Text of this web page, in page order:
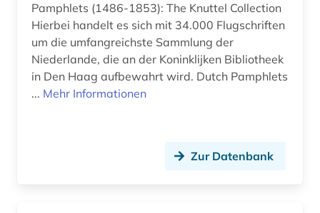
bewertungsgesetz (1)
bibliografie (6)
bibliographie (12)
Pamphlets (1486-1853): The Knuttel Collection
Hierbei handelt es sich mit 34.000 Flugschriften
um die umfangreichste Sammlung der
Niederlande, die an der Koninklijken Bibliotheek
in Den Haag aufbewahrt wird. Dutch Pamphlets
... Mehr Informationen
Zur Datenbank